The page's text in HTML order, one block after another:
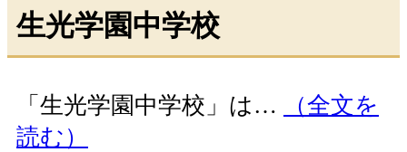
生光学園中学校
「生光学園中学校」は…
（全文を
読む）